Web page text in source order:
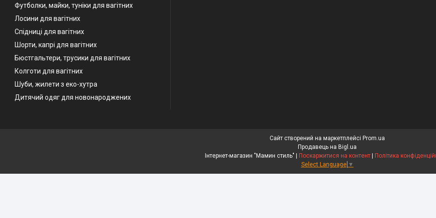
Футболки, майки, туніки для вагітних
Лосини для вагітних
Спідниці для вагітних
Шорти, капрі для вагітних
Бюстгальтери, трусики для вагітних
Колготи для вагітних
Шуби, жилети з еко-хутра
Дитячий одяг для новонароджених
Сайт створений на маркетплейсі Prom.ua
Продавець на Bigl.ua
Інтернет-магазин "Мамин стиль" | Поскаржитися на контент | Політика
Select Language ▼